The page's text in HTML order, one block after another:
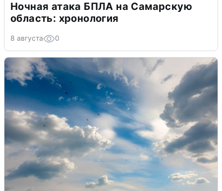
Ночная атака БПЛА на Самарскую
область: хронология
8 августа 0